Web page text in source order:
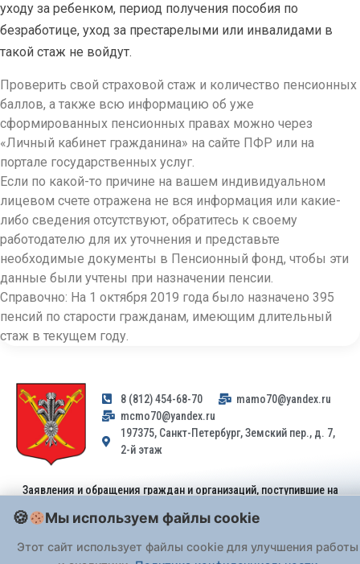
уходу за ребенком, период получения пособия по
безработице, уход за престарелыми или инвалидами в
такой стаж не войдут.
Проверить свой страховой стаж и количество пенсионных
баллов, а также всю информацию об уже
сформированных пенсионных правах можно через
«Личный кабинет гражданина» на сайте ПФР или на
портале государственных услуг.
Если по какой-то причине на вашем индивидуальном
лицевом счете отражена не вся информация или какие-
либо сведения отсутствуют, обратитесь к своему
работодателю для их уточнения и представьте
необходимые документы в Пенсионный фонд, чтобы эти
данные были учтены при назначении пенсии.
Справочно: На 1 октября 2019 года было назначено 395
пенсий по старости гражданам, имеющим длительный
стаж в текущем году.
8 (812) 454-68-70
mamo70@yandex.ru
mcmo70@yandex.ru
197375, Санкт-Петербург, Земский пер., д. 7,
2-й этаж
Заявления и обращения граждан и организаций, поступившие на
Федерального закона от 02.05.2006 № 59-ФЗ. Обращения
принимаются только: по почте, черезпортал «Госуслуги» (ЕПГУ)
или лично при предъявлении паспорта.
Мы используем файлы cookie
Этот сайт использует файлы cookie для улучшения работы